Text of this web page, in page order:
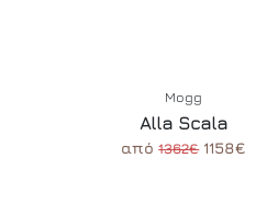
Mogg
Alla Scala
από1362€1158€